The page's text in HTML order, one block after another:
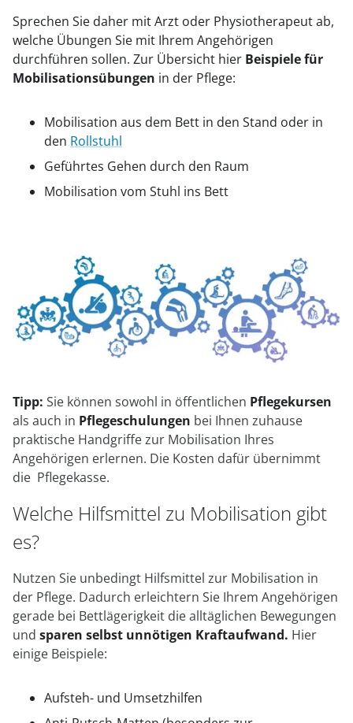
Sprechen Sie daher mit Arzt oder Physiotherapeut ab,
welche Übungen Sie mit Ihrem Angehörigen
durchführen sollen. Zur Übersicht hier Beispiele für
Mobilisationsübungen in der Pflege:
Mobilisation aus dem Bett in den Stand oder in
den Rollstuhl
Geführtes Gehen durch den Raum
Mobilisation vom Stuhl ins Bett
Tipp: Sie können sowohl in öffentlichen Pflegekursen
als auch in Pflegeschulungen bei Ihnen zuhause
praktische Handgriffe zur Mobilisation Ihres
Angehörigen erlernen. Die Kosten dafür übernimmt
die Pflegekasse.
Welche Hilfsmittel zu Mobilisation gibt
es?
Nutzen Sie unbedingt Hilfsmittel zur Mobilisation in
der Pflege. Dadurch erleichtern Sie Ihrem Angehörigen
gerade bei Bettlägerigkeit die alltäglichen Bewegungen
und sparen selbst unnötigen Kraftaufwand. Hier
einige Beispiele:
Aufsteh- und Umsetzhilfen